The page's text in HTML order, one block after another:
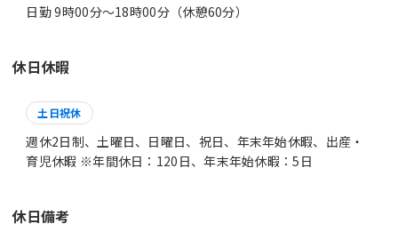
日勤 9時00分〜18時00分（休憩60分）
休日休暇
土日祝休
週休2日制、土曜日、日曜日、祝日、年末年始休暇、出産・
育児休暇 ※年間休日：120日、年末年始休暇：5日
休日備考